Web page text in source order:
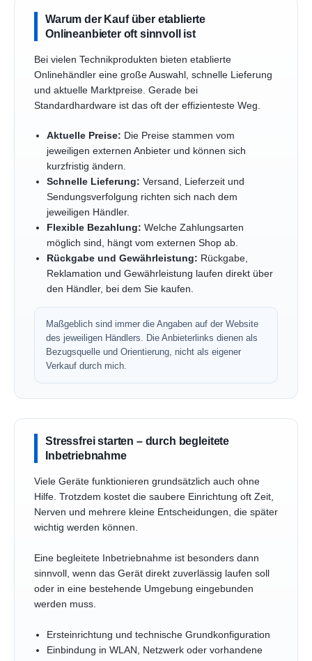
Warum der Kauf über etablierte
Onlineanbieter oft sinnvoll ist
Bei vielen Technikprodukten bieten etablierte
Onlinehändler eine große Auswahl, schnelle Lieferung
und aktuelle Marktpreise. Gerade bei
Standardhardware ist das oft der effizienteste Weg.
Aktuelle Preise: Die Preise stammen vom
jeweiligen externen Anbieter und können sich
kurzfristig ändern.
Schnelle Lieferung: Versand, Lieferzeit und
Sendungsverfolgung richten sich nach dem
jeweiligen Händler.
Flexible Bezahlung: Welche Zahlungsarten
möglich sind, hängt vom externen Shop ab.
Rückgabe und Gewährleistung: Rückgabe,
Reklamation und Gewährleistung laufen direkt über
den Händler, bei dem Sie kaufen.
Maßgeblich sind immer die Angaben auf der Website
des jeweiligen Händlers. Die Anbieterlinks dienen als
Bezugsquelle und Orientierung, nicht als eigener
Verkauf durch mich.
Stressfrei starten – durch begleitete
Inbetriebnahme
Viele Geräte funktionieren grundsätzlich auch ohne
Hilfe. Trotzdem kostet die saubere Einrichtung oft Zeit,
Nerven und mehrere kleine Entscheidungen, die später
wichtig werden können.
Eine begleitete Inbetriebnahme ist besonders dann
sinnvoll, wenn das Gerät direkt zuverlässig laufen soll
oder in eine bestehende Umgebung eingebunden
werden muss.
Ersteinrichtung und technische Grundkonfiguration
Einbindung in WLAN, Netzwerk oder vorhandene